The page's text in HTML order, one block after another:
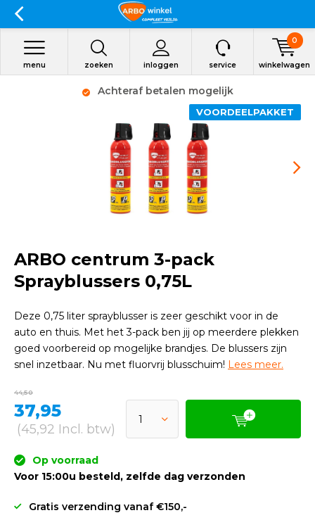
zoeken inloggen
menu service winkelwagen
0
Achteraf betalen mogelijk
VOORDEELPAKKET
ARBO centrum 3-pack
Sprayblussers 0,75L
Deze 0,75 liter sprayblusser is zeer geschikt voor in de
auto en thuis. Met het 3-pack ben jij op meerdere plekken
goed voorbereid op mogelijke brandjes. De blussers zijn
snel inzetbaar. Nu met fluorvrij blusschuim! Lees meer.
44,50
37,95
(45,92 Incl. btw)
Op voorraad
Voor 15:00u besteld, zelfde dag verzonden
Gratis verzending vanaf €150,-